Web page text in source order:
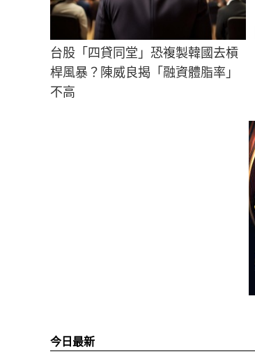
台股「四貸同堂」恐複製韓國去槓
桿風暴？陳威良揭「融資體脂率」
不高
今日最新